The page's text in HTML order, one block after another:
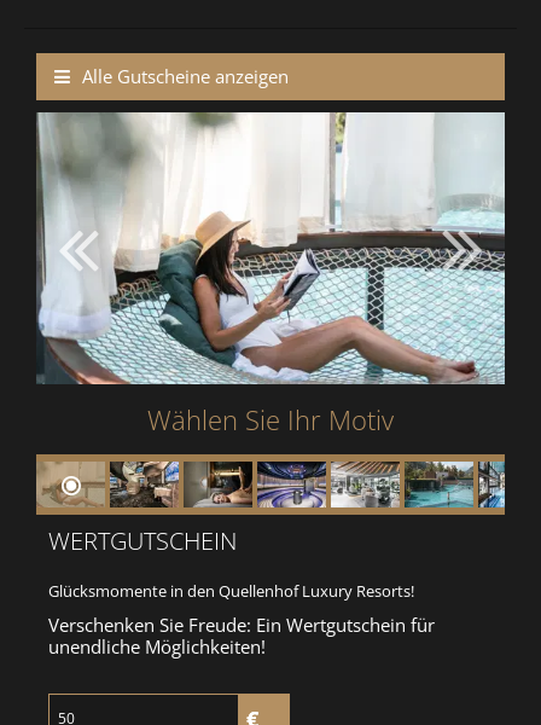
Alle Gutscheine anzeigen
Wählen Sie Ihr Motiv
WERTGUTSCHEIN
Glücksmomente in den Quellenhof Luxury Resorts!
Verschenken Sie Freude: Ein Wertgutschein für
unendliche Möglichkeiten!